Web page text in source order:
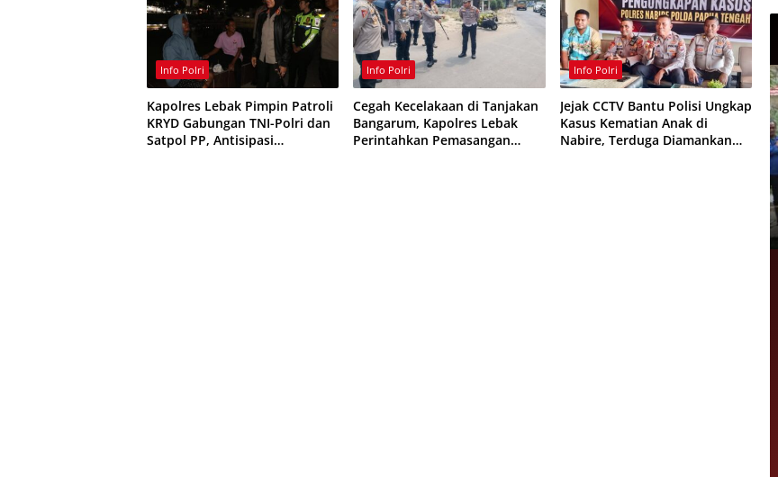
Info Polri
Kapolres Lebak Pimpin Patroli
KRYD Gabungan TNI-Polri dan
Satpol PP, Antisipasi
Info Polri
Cegah Kecelakaan di Tanjakan
Bangarum, Kapolres Lebak
Perintahkan Pemasangan
Info Polri
Jejak CCTV Bantu Polisi Ungkap
Kasus Kematian Anak di
Nabire, Terduga Diamankan